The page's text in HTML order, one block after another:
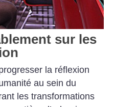
sur les
la réflexion
au sein du
les transformations